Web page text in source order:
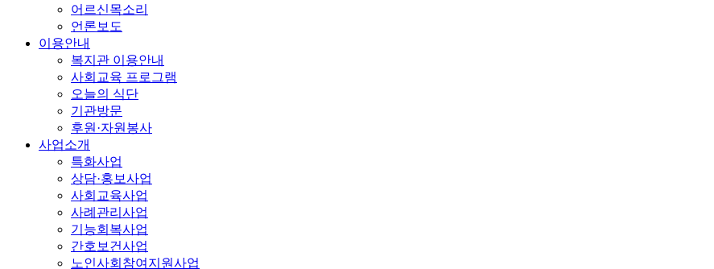
어르신목소리
언론보도
이용안내
복지관 이용안내
사회교육 프로그램
오늘의 식단
기관방문
후원·자원봉사
사업소개
특화사업
상담·홍보사업
사회교육사업
사례관리사업
기능회복사업
간호보건사업
노인사회참여지원사업